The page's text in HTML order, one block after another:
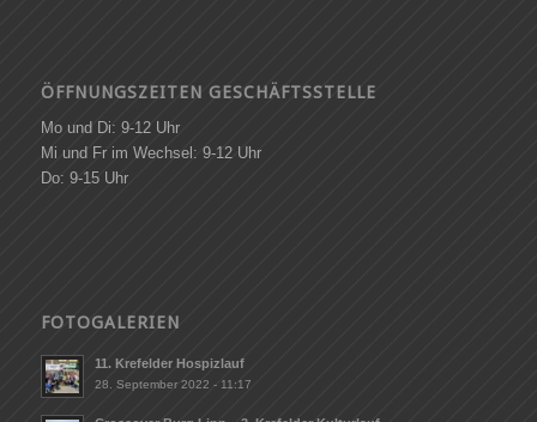
ÖFFNUNGSZEITEN GESCHÄFTSSTELLE
Mo und Di: 9-12 Uhr
Mi und Fr im Wechsel: 9-12 Uhr
Do: 9-15 Uhr
FOTOGALERIEN
11. Krefelder Hospizlauf
28. September 2022 - 11:17